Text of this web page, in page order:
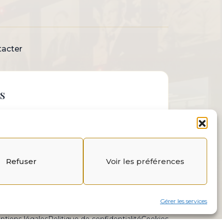
Gérer les services
Refuser Voir les préférences
légalesPolitique de confidentialitéCookies